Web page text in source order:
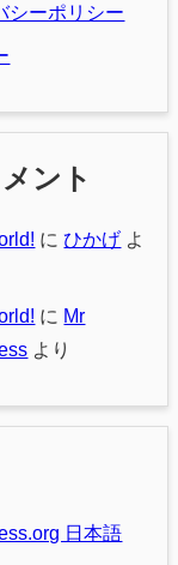
シーポリシー
ント
にひかげ よ
に Mr
より
日本語